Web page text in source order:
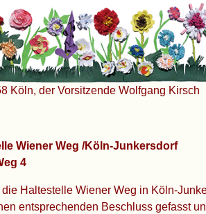
Köln, der Vorsitzende Wolfgang Kirsch
Wiener Weg /Köln-Junkersdorf
4
Haltestelle Wiener Weg in Köln-
entsprechenden Beschluss gefasst